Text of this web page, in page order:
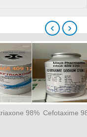
98% Cefotaxime
‹ ›